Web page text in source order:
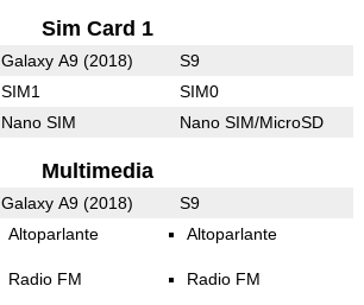
Sim Card 1
Galaxy A9 (2018) S9
SIM1 SIM0
Nano SIM Nano SIM/MicroSD
Multimedia
Galaxy A9 (2018) S9
Altoparlante
Radio FM
Altoparlante
Radio FM